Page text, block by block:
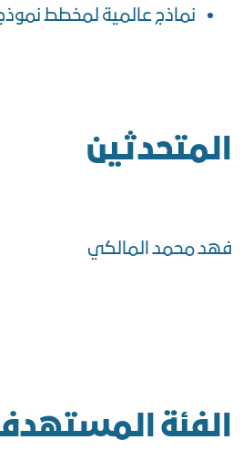
نماذج عالمية لمخطط
المتحدثين
فهد محمد المالكي
الفئة